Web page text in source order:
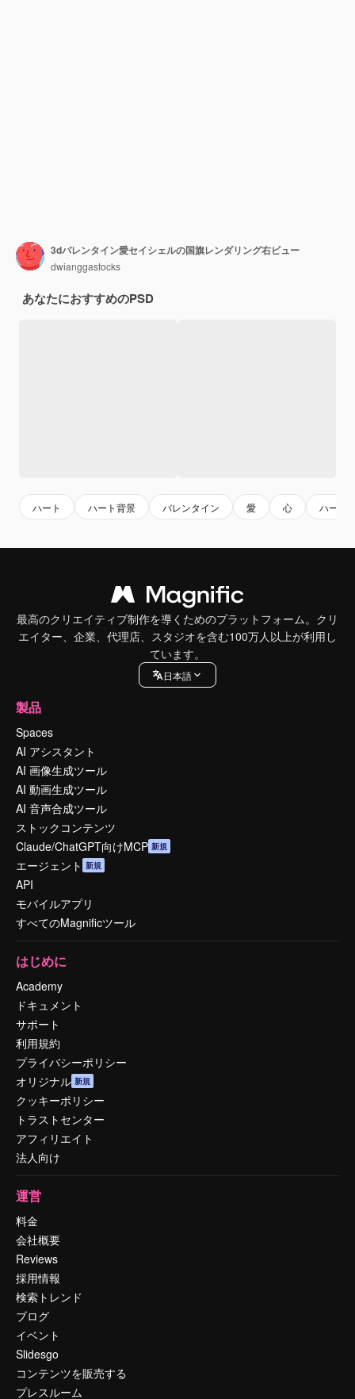
3dバレンタイン愛セイシェルの国旗レンダリング右ビュー
dwianggastocks
あなたにおすすめのPSD
ハート ハート背景 バレンタイン 愛 心 ハート
最高のクリエイティブ制作を導くためのプラットフォーム。クリ
エイター、企業、代理店、スタジオを含む100万人以上が利用し
ています。
日本語
製品
Spaces
AI アシスタント
AI 画像生成ツール
AI 動画生成ツール
AI 音声合成ツール
ストックコンテンツ
Claude/ChatGPT向けMCP 新規
エージェント 新規
API
モバイルアプリ
すべてのMagnificツール
はじめに
Academy
ドキュメント
サポート
利用規約
プライバシーポリシー
オリジナル 新規
クッキーポリシー
トラストセンター
アフィリエイト
法人向け
運営
料金
会社概要
Reviews
採用情報
検索トレンド
ブログ
イベント
Slidesgo
コンテンツを販売する
プレスルーム